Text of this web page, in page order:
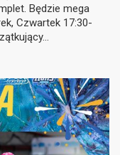
Będzie mega
Czwartek 17:30-